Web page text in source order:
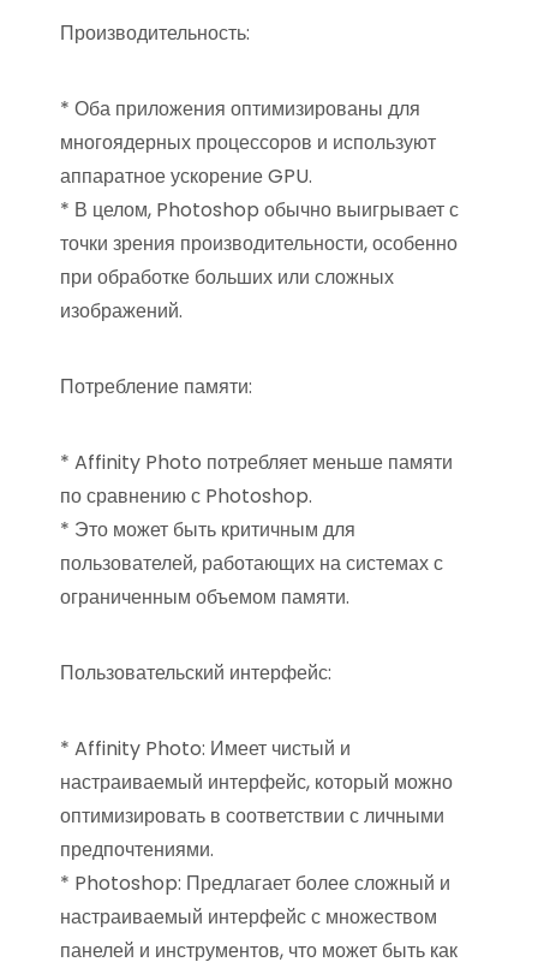
Производительность:
* Оба приложения оптимизированы для
многоядерных процессоров и используют
аппаратное ускорение GPU.
* В целом, Photoshop обычно выигрывает с
точки зрения производительности, особенно
при обработке больших или сложных
изображений.
Потребление памяти:
* Affinity Photo потребляет меньше памяти
по сравнению с Photoshop.
* Это может быть критичным для
пользователей, работающих на системах с
ограниченным объемом памяти.
Пользовательский интерфейс:
* Affinity Photo: Имеет чистый и
настраиваемый интерфейс, который можно
оптимизировать в соответствии с личными
предпочтениями.
* Photoshop: Предлагает более сложный и
настраиваемый интерфейс с множеством
панелей и инструментов, что может быть как